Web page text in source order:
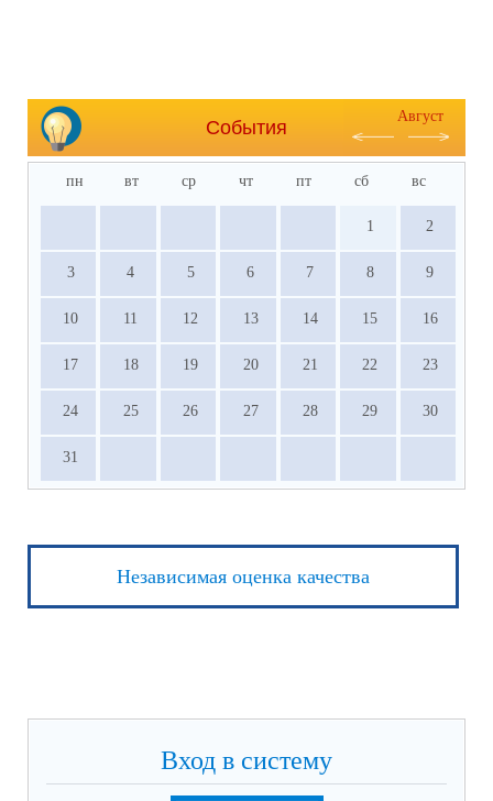
События
Август
пн вт ср чт пт сб вс
1 2
3 4 5 6 7 8 9
10 11 12 13 14 15 16
17 18 19 20 21 22 23
24 25 26 27 28 29 30
31
Независимая оценка качества
Вход в систему